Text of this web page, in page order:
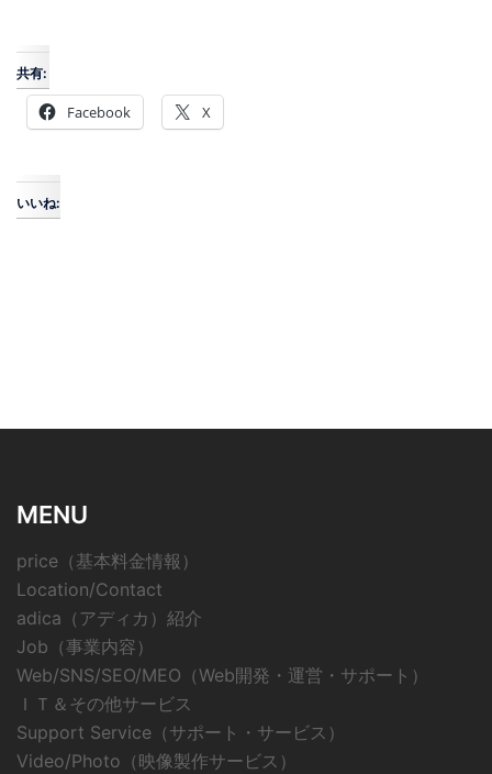
共有:
Facebook X
いいね:
MENU
price（基本料金情報）
Location/Contact
adica（アディカ）紹介
Job（事業内容）
Web/SNS/SEO/MEO（Web開発・運営・サポート）
ＩＴ＆その他サービス
Support Service（サポート・サービス）
Video/Photo（映像製作サービス）